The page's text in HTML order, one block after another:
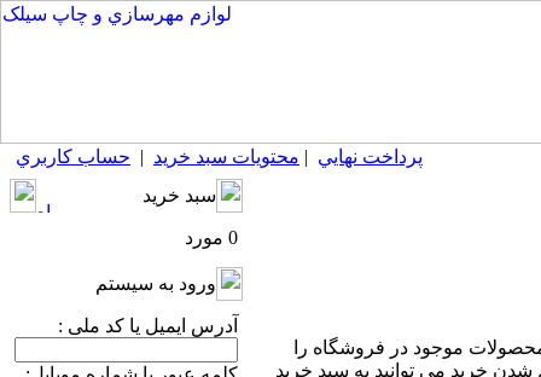
پرداخت نهايي | محتويات سبد خريد | حساب كاربري
موجود در فروشگاه را
شدن خريد مي توانيد به سبد خريد
سبد خريد
0 مورد
ورود به سيستم
آدرس ایمیل یا کد ملی :